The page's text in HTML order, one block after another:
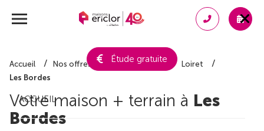
Étude gratuite
ACCUEIL
Accueil Nos offres de maison + terrain
Loiret
Les Bordes
Votre maison + terrain à Les
Bordes